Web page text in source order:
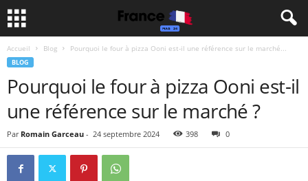
Accueil Blog Pourquoi le four à pizza Ooni est-il une référence sur le marché...
BLOG
Pourquoi le four à pizza Ooni est-il
une référence sur le marché ?
Par Romain Garceau - 24 septembre 2024 398 0